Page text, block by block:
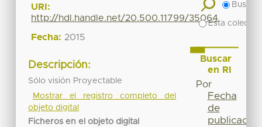
URI:
http://hdl.handle.net/20.500.11799/35064
Fecha: 2015
Descripción:
Sólo visión Proyectable
Mostrar el registro completo del
objeto digital
Ficheros en el objeto digital
Buscar
Esta
Buscar
en RI
Por
Fecha
de
publicación